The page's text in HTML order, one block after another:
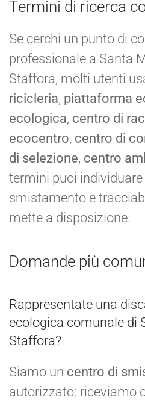
Termini di ricerca
Se cerchi un punto di
professionale a Santa
Staffora, molti utenti
ricicleria, piattaforma
ecologica, centro di
ecocentro, centro di
di selezione, centro
termini puoi individuare
smistamento e
mette a disposizione.
Domande più
Rappresentate una
ecologica comunale di
Staffora?
Siamo un centro di
autorizzato: riceviamo